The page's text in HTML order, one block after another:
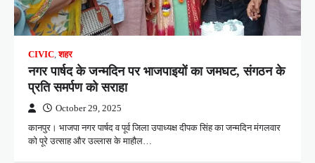
CIVIC,शहर
नगर पार्षद के जन्मदिन पर भाजपाइयों का जमघट, संगठन के
प्रति समर्पण को सराहा
October 29, 2025
कानपुर। भाजपा नगर पार्षद व पूर्व जिला उपाध्यक्ष दीपक सिंह का जन्मदिन मंगलवार
को पूरे उत्साह और उल्लास के माहौल…